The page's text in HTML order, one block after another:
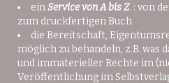
einService von A bis Z : von
zum druckfertigen Buch
die Bereitschaft,
möglich zu behandeln, z.B.
und immaterieller Rechte im
Veröffentlichung im